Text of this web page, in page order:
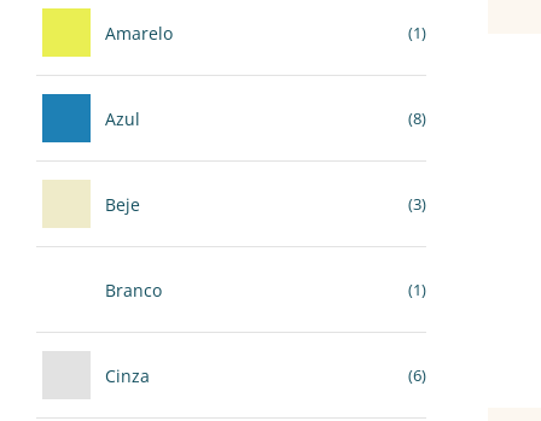
Amarelo (1)
Azul (8)
Beje (3)
Branco (1)
Cinza (6)